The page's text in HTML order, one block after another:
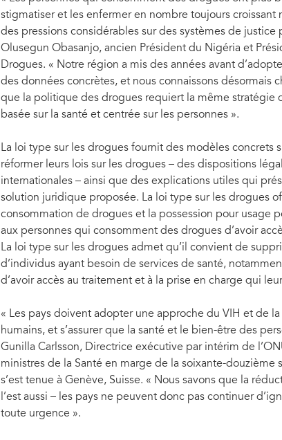
stigmatiser et les enfermer en nombre toujours
des pressions considérables sur des systèmes de
Olusegun Obasanjo, ancien Président du Nigéria et
Drogues. « Notre région a mis des années avant
des données concrètes, et nous connaissons désormais
que la politique des drogues requiert la même stratégie
basée sur la santé et centrée sur les personnes ».
La loi type sur les drogues fournit des modèles concrets
réformer leurs lois sur les drogues – des dispositions
internationales – ainsi que des explications utiles qui
solution juridique proposée. La loi type sur les drogues
consommation de drogues et la possession pour usage
aux personnes qui consomment des drogues d’avoir
La loi type sur les drogues admet qu’il convient de
d’individus ayant besoin de services de santé,
d’avoir accès au traitement et à la prise en charge qui
« Les pays doivent adopter une approche du VIH et de
humains, et s’assurer que la santé et le bien-être des
Gunilla Carlsson, Directrice exécutive par intérim de
ministres de la Santé en marge de la soixante-douzième
s’est tenue à Genève, Suisse. « Nous savons que la
l’est aussi – les pays ne peuvent donc pas continuer
toute urgence ».